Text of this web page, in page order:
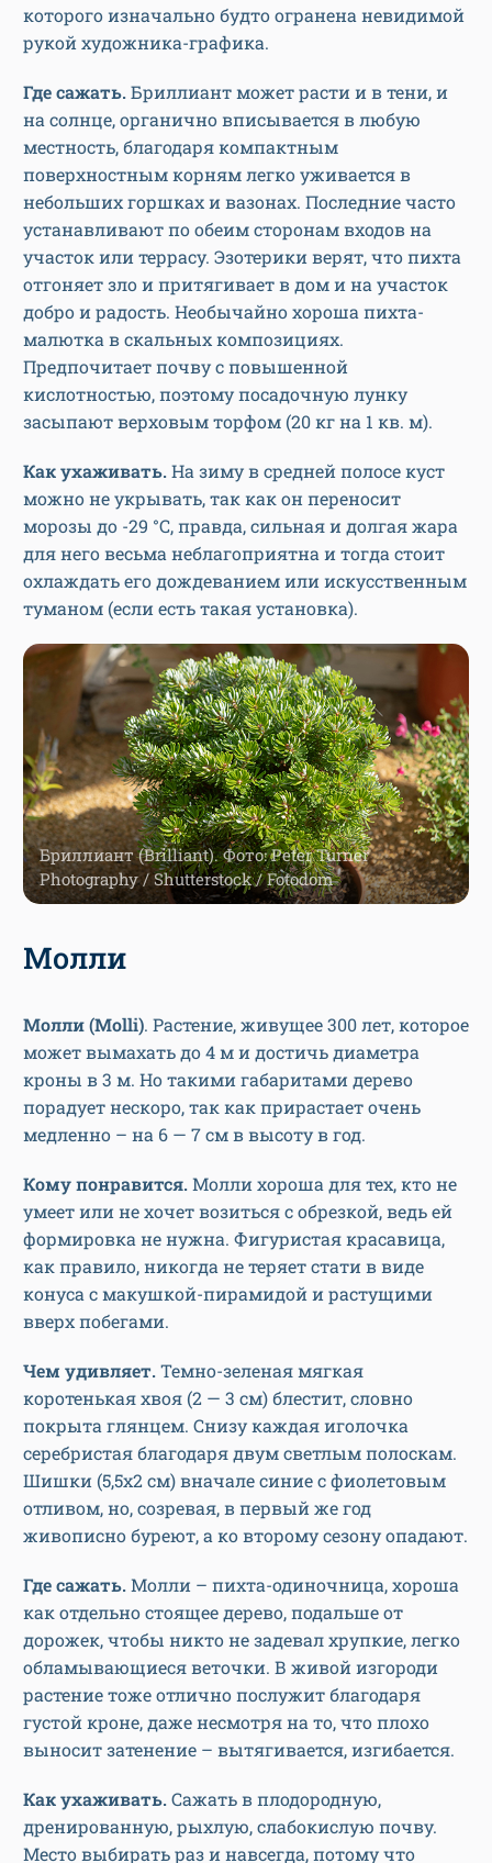
которого изначально будто огранена невидимой
рукой художника-графика.
Где сажать.Бриллиант может расти и в тени, и
на солнце, органично вписывается в любую
местность, благодаря компактным
поверхностным корням легко уживается в
небольших горшках и вазонах. Последние часто
устанавливают по обеим сторонам входов на
участок или террасу. Эзотерики верят, что пихта
отгоняет зло и притягивает в дом и на участок
добро и радость. Необычайно хороша пихта-
малютка в скальных композициях.
Предпочитает почву с повышенной
кислотностью, поэтому посадочную лунку
засыпают верховым торфом (20 кг на 1 кв. м).
Как ухаживать.На зиму в средней полосе куст
можно не укрывать, так как он переносит
морозы до -29 °С, правда, сильная и долгая жара
для него весьма неблагоприятна и тогда стоит
охлаждать его дождеванием или искусственным
туманом (если есть такая установка).
Бриллиант (Brilliant). Фото: Peter Turner
Photography / Shutterstock / Fotodom
Молли
Молли (Molli). Растение, живущее 300 лет, которое
может вымахать до 4 м и достичь диаметра
кроны в 3 м. Но такими габаритами дерево
порадует нескоро, так как прирастает очень
медленно – на 6 — 7 см в высоту в год.
Кому понравится.Молли хороша для тех, кто не
умеет или не хочет возиться с обрезкой, ведь ей
формировка не нужна. Фигуристая красавица,
как правило, никогда не теряет стати в виде
конуса с макушкой-пирамидой и растущими
вверх побегами.
Чем удивляет.Темно-зеленая мягкая
коротенькая хвоя (2 — 3 см) блестит, словно
покрыта глянцем. Снизу каждая иголочка
серебристая благодаря двум светлым полоскам.
Шишки (5,5х2 см) вначале синие с фиолетовым
отливом, но, созревая, в первый же год
живописно буреют, а ко второму сезону опадают.
Где сажать.Молли – пихта-одиночница, хороша
как отдельно стоящее дерево, подальше от
дорожек, чтобы никто не задевал хрупкие, легко
обламывающиеся веточки. В живой изгороди
растение тоже отлично послужит благодаря
густой кроне, даже несмотря на то, что плохо
выносит затенение – вытягивается, изгибается.
Как ухаживать.Сажать в плодородную,
дренированную, рыхлую, слабокислую почву.
Место выбирать раз и навсегда, потому что